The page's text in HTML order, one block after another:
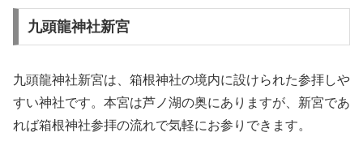
九頭龍神社新宮
九頭龍神社新宮は、箱根神社の境内に設けられた参拝しや
すい神社です。本宮は芦ノ湖の奥にありますが、新宮であ
れば箱根神社参拝の流れで気軽にお参りできます。